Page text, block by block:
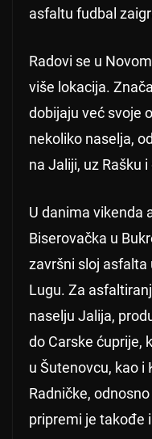
asfaltu fudbal
Radovi se u
više lokacija.
dobijaju već svoje
nekoliko naselja,
na Jaliji, uz Rašku
U danima vikenda
Biserovačka u
završni sloj asfalta
Lugu. Za
naselju Jalija,
do Carske ćuprije,
u Šutenovcu, kao i
Radničke,
pripremi je takođe